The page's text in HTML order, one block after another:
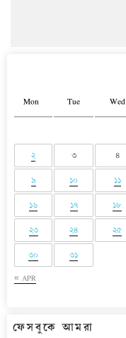
Mon Tue Wed
« APR
২ ৩ ৪
৯ ১০ ১১
১৬ ১৭ ১৮
২৩ ২৪ ২৫
৩০ ৩১
ফেসবুকে আমরা